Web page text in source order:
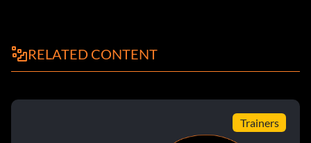
RELATED CONTENT
Trainers